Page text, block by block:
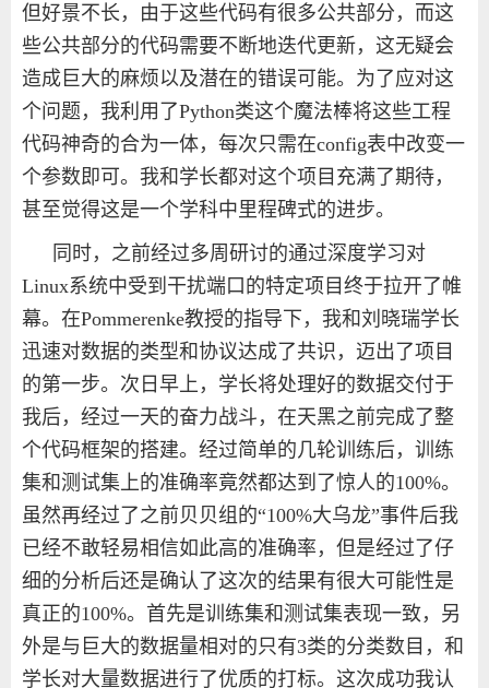
但好景不长，由于这些代码有很多公共部分，而这
些公共部分的代码需要不断地迭代更新，这无疑会
造成巨大的麻烦以及潜在的错误可能。为了应对这
个问题，我利用了Python类这个魔法棒将这些工程
代码神奇的合为一体，每次只需在config表中改变一
个参数即可。我和学长都对这个项目充满了期待，
甚至觉得这是一个学科中里程碑式的进步。
同时，之前经过多周研讨的通过深度学习对
Linux系统中受到干扰端口的特定项目终于拉开了帷
幕。在Pommerenke教授的指导下，我和刘晓瑞学长
迅速对数据的类型和协议达成了共识，迈出了项目
的第一步。次日早上，学长将处理好的数据交付于
我后，经过一天的奋力战斗，在天黑之前完成了整
个代码框架的搭建。经过简单的几轮训练后，训练
集和测试集上的准确率竟然都达到了惊人的100%。
虽然再经过了之前贝贝组的“100%大乌龙”事件后我
已经不敢轻易相信如此高的准确率，但是经过了仔
细的分析后还是确认了这次的结果有很大可能性是
真正的100%。首先是训练集和测试集表现一致，另
外是与巨大的数据量相对的只有3类的分类数目，和
学长对大量数据进行了优质的打标。这次成功我认